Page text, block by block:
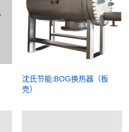
沈氏节能:BOG换热器（板
壳）